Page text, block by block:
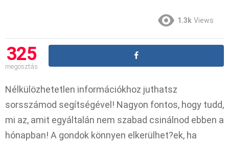
1.3k Views
325
megosztás
Nélkülözhetetlen információkhoz juthatsz
sorsszámod segítségével! Nagyon fontos, hogy tudd,
mi az, amit egyáltalán nem szabad csinálnod ebben a
hónapban! A gondok könnyen elkerülhet?ek, ha